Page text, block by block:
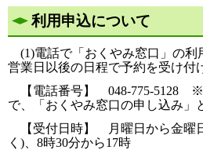
利用申込について
(1)電話で「おくやみ窓口」の利
営業日以後の日程で予約を受け付
【電話番号】 048-775-5128 ※
で、「おくやみ窓口の申し込み」
【受付日時】 月曜日から金曜
く)、8時30分から17時